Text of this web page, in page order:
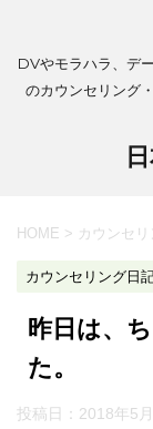
DVやモラハラ、デ
のカウンセリング
HOME > カウンセ
カウンセリング日
昨日は、
た。
投稿日： 2018年5